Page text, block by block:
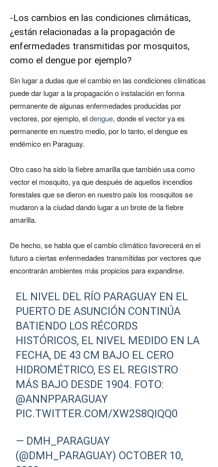
-Los cambios en las condiciones climáticas,
¿están relacionadas a la propagación de
enfermedades transmitidas por mosquitos,
como el dengue por ejemplo?
Sin lugar a dudas que el cambio en las condiciones climáticas
puede dar lugar a la propagación o instalación en forma
permanente de algunas enfermedades producidas por
vectores, por ejemplo, eldengue, donde el vector ya es
permanente en nuestro medio, por lo tanto, el dengue es
endémico en Paraguay.
Otro caso ha sido la fiebre amarilla que también usa como
vector el mosquito, ya que después de aquellos incendios
forestales que se dieron en nuestro país los mosquitos se
mudaron a la ciudad dando lugar a un brote de la fiebre
amarilla.
De hecho, se habla que el cambio climático favorecerá en el
futuro a ciertas enfermedades transmitidas por vectores que
encontrarán ambientes más propicios para expandirse.
EL NIVEL DEL RÍO PARAGUAY EN EL
PUERTO DE ASUNCIÓN CONTINÚA
BATIENDO LOS RÉCORDS
HISTÓRICOS, EL NIVEL MEDIDO EN LA
FECHA, DE 43 CM BAJO EL CERO
HIDROMÉTRICO, ES EL REGISTRO
MÁS BAJO DESDE 1904. FOTO:
@ANNPPARAGUAY
PIC.TWITTER.COM/XW2S8QIQQ0
— DMH_PARAGUAY
(@DMH_PARAGUAY) OCTOBER 10,